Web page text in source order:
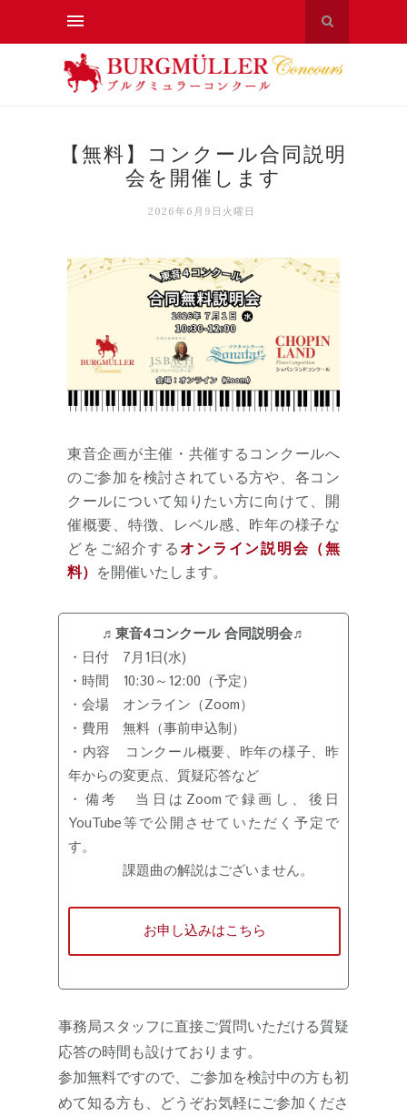
【無料】コンクール合同説明
会を開催します
2026年6月9日火曜日
東音企画が主催・共催するコンクールへ
のご参加を検討されている方や、各コン
クールについて知りたい方に向けて、開
催概要、特徴、レベル感、昨年の様子な
どをご紹介するオンライン説明会（無
料） を開催いたします。
♬東音4コンクール 合同説明会♬
・日付 7月1日(水)
・時間 10:30～12:00（予定）
・会場 オンライン（Zoom）
・費用 無料（事前申込制）
・内容 コンクール概要、昨年の様子、昨
年からの変更点、質疑応答など
・備考 当日はZoomで録画し、後日
YouTube等で公開させていただく予定で
す。
課題曲の解説はございません。
お申し込みはこちら
事務局スタッフに直接ご質問いただける質疑
応答の時間も設けております。
参加無料ですので、ご参加を検討中の方も初
めて知る方も、どうぞお気軽にご参加くださ